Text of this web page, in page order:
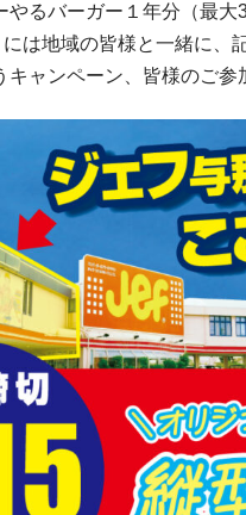
やるバーガー１年分（最大
は地域の皆様と一緒に、
キャンペーン、皆様のご参